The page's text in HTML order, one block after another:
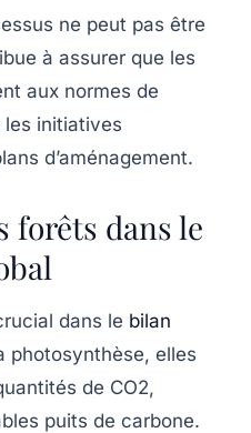
ne peut pas être
à assurer que les
aux normes de
initiatives
d’aménagement.
forêts dans le
dans le bilan
photosynthèse, elles
de CO2,
puits de carbone.